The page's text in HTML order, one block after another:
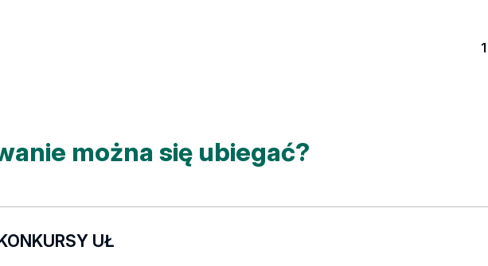
1
można się ubiegać?
UŁ